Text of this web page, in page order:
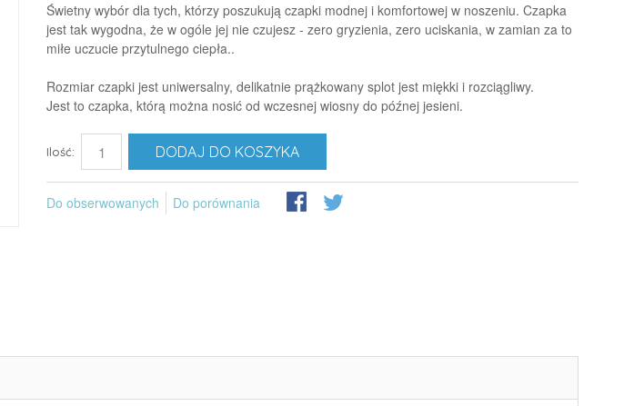
Świetny wybór dla tych, którzy poszukują czapki modnej i komfortowej w noszeniu. Czapka
jest tak wygodna, że w ogóle jej nie czujesz - zero gryzienia, zero uciskania, w zamian za to
miłe uczucie przytulnego ciepła..
Rozmiar czapki jest uniwersalny, delikatnie prążkowany splot jest miękki i rozciągliwy.
Jest to czapka, którą można nosić od wczesnej wiosny do późnej jesieni.
Ilość: DODAJ DO KOSZYKA
Do obserwowanych Do porównania